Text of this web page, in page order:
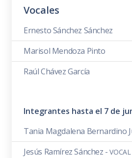
Vocales
Ernesto Sánchez Sánchez
Marisol Mendoza Pinto
Raúl Chávez García
Integrantes hasta el 7 de
Tania Magdalena Bernardino
Jesús Ramírez Sánchez -VOCAL